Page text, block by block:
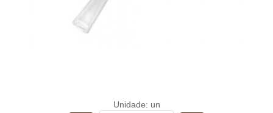
Unidade: un